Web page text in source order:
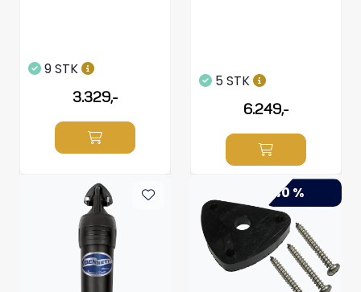
9 STK
3.329,-
5 STK
6.249,-
-40 %